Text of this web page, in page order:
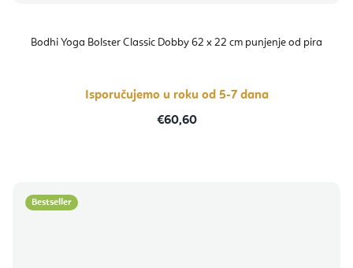
Bodhi Yoga Bolster Classic Dobby 62 x 22 cm punjenje od pira
Isporučujemo u roku od 5-7 dana
€60,60
Bestseller